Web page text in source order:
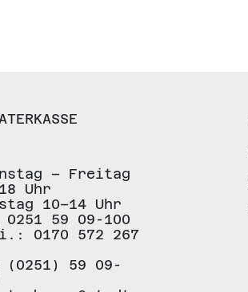
– Freitag
Uhr
10–14 Uhr
59 09-100
0170 572 267
(0251) 59 09-